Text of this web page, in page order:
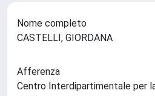
Nome completo
CASTELLI, GIORDANA
Afferenza
Centro Interdipartimentale per